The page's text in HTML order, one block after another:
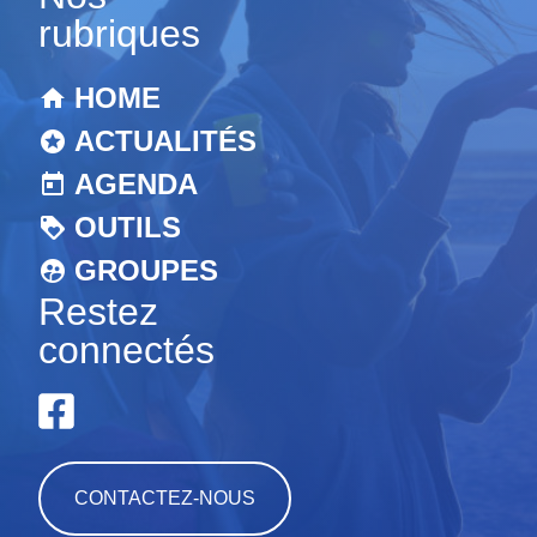
rubriques
HOME
ACTUALITÉS
AGENDA
OUTILS
GROUPES
Restez
connectés
CONTACTEZ-NOUS